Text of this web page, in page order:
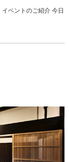
ベントのご紹介 今日